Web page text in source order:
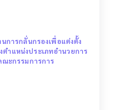
การกลั่นกรองเพื่อแต่งตั้ง
ตำแหน่งประเภทอำนวยการ
ณะกรรมการการ